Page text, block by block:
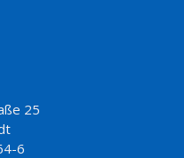
25
6